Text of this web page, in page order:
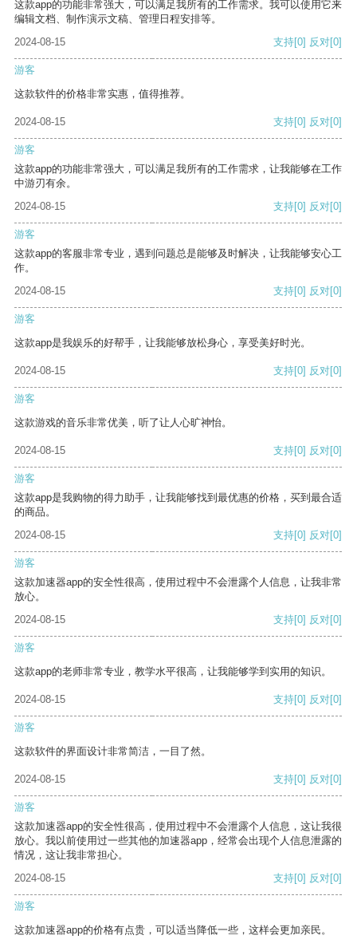
这款app的功能非常强大，可以满足我所有的工作需求。我可以使用它来
编辑文档、制作演示文稿、管理日程安排等。
2024-08-15
支持[0] 反对[0]
游客
这款软件的价格非常实惠，值得推荐。
2024-08-15 支持[0] 反对[0]
游客
这款app的功能非常强大，可以满足我所有的工作需求，让我能够在工作
中游刃有余。
2024-08-15
支持[0] 反对[0]
游客
这款app的客服非常专业，遇到问题总是能够及时解决，让我能够安心工
作。
2024-08-15
支持[0] 反对[0]
游客
这款app是我娱乐的好帮手，让我能够放松身心，享受美好时光。
2024-08-15 支持[0] 反对[0]
游客
这款游戏的音乐非常优美，听了让人心旷神怡。
2024-08-15 支持[0] 反对[0]
游客
这款app是我购物的得力助手，让我能够找到最优惠的价格，买到最合适
的商品。
2024-08-15
支持[0] 反对[0]
游客
这款加速器app的安全性很高，使用过程中不会泄露个人信息，让我非常
放心。
2024-08-15
支持[0] 反对[0]
游客
这款app的老师非常专业，教学水平很高，让我能够学到实用的知识。
2024-08-15 支持[0] 反对[0]
游客
这款软件的界面设计非常简洁，一目了然。
2024-08-15 支持[0] 反对[0]
游客
这款加速器app的安全性很高，使用过程中不会泄露个人信息，这让我很
放心。我以前使用过一些其他的加速器app，经常会出现个人信息泄露的
情况，这让我非常担心。
2024-08-15
支持[0] 反对[0]
游客
这款加速器app的价格有点贵，可以适当降低一些，这样会更加亲民。